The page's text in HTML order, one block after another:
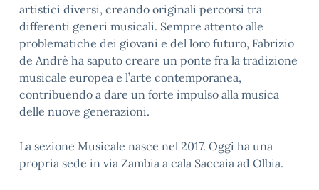
artistici diversi, creando originali percorsi tra
differenti generi musicali. Sempre attento alle
problematiche dei giovani e del loro futuro, Fabrizio
de Andrè ha saputo creare un ponte fra la tradizione
musicale europea e l’arte contemporanea,
contribuendo a dare un forte impulso alla musica
delle nuove generazioni.
La sezione Musicale nasce nel 2017. Oggi ha una
propria sede in via Zambia a cala Saccaia ad Olbia.